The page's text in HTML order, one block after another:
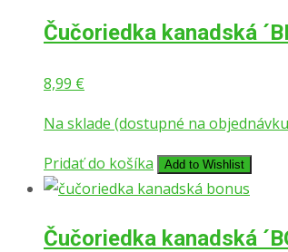
Čučoriedka kanadská
8,99 €
Na sklade (dostupné na
Pridať do košíka
Add to Wishlist
Čučoriedka kanadská